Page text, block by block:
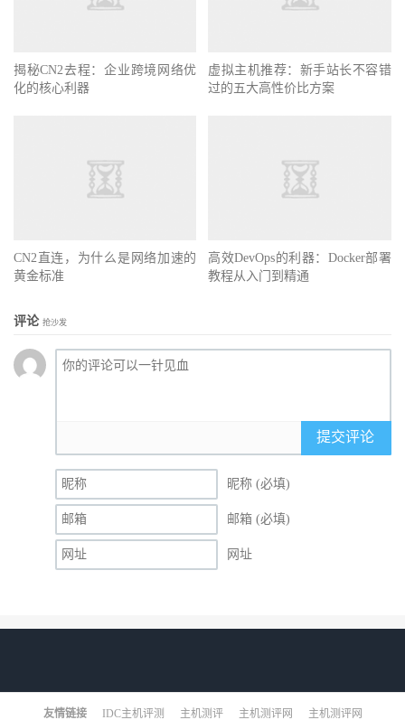
揭秘CN2去程：企业跨境网络优
化的核心利器
虚拟主机推荐：新手站长不容错
过的五大高性价比方案
CN2直连，为什么是网络加速的
黄金标准
高效DevOps的利器：Docker部署
教程从入门到精通
评论 抢沙发
提交评论
昵称 (必填)
邮箱 (必填)
网址
友情链接 IDC主机评测 主机测评 主机测评网 主机测评网